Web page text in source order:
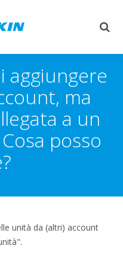
aggiungere
ma
a un
posso
unità da (altri) account